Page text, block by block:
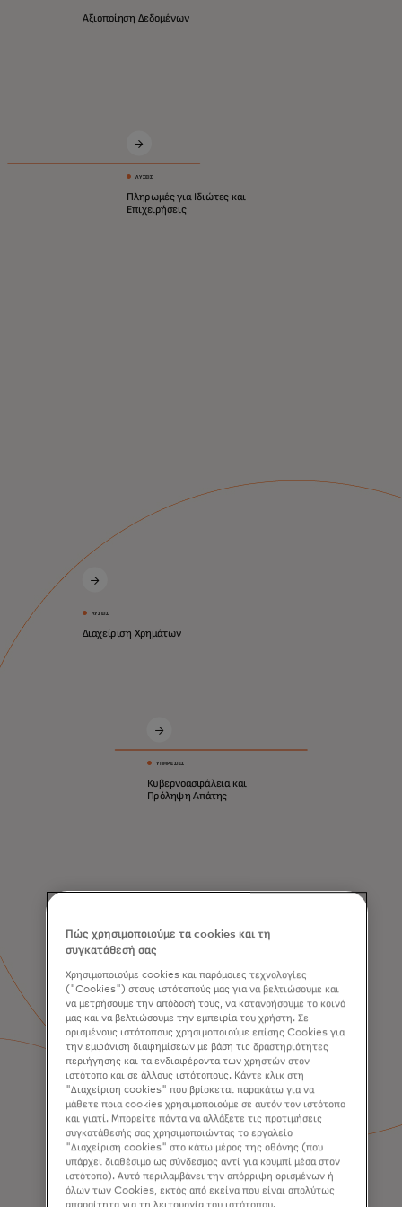
Καινοτόμες λύσεις για μια ασφαλέστερη και
πιο έξυπνη ψηφιακή οικονομία.
Αξιοποίηση Δεδομένων
ΛΎΣΕΙΣ
Πληρωμές για Ιδιώτες και
Επιχειρήσεις
ΛΎΣΕΙΣ
Διαχείριση Χρημάτων
ΥΠΗΡΕΣΊΕΣ
Κυβερνοασφάλεια και
Πρόληψη Απάτης
Πώς χρησιμοποιούμε τα cookies και τη
συγκατάθεσή σας
Χρησιμοποιούμε cookies και παρόμοιες τεχνολογίες
("Cookies") στους ιστότοπούς μας για να βελτιώσουμε και
να μετρήσουμε την απόδοσή τους, να κατανοήσουμε το κοινό
μας και να βελτιώσουμε την εμπειρία του χρήστη. Σε
ορισμένους ιστότοπους χρησιμοποιούμε επίσης Cookies για
την εμφάνιση διαφημίσεων με βάση τις δραστηριότητες
περιήγησης και τα ενδιαφέροντα των χρηστών στον
ιστότοπο και σε άλλους ιστότοπους. Κάντε κλικ στη
"Διαχείριση cookies" που βρίσκεται παρακάτω για να
μάθετε ποια cookies χρησιμοποιούμε σε αυτόν τον ιστότοπο
και γιατί. Μπορείτε πάντα να αλλάξετε τις προτιμήσεις
συγκατάθεσής σας χρησιμοποιώντας το εργαλείο
"Διαχείριση cookies" στο κάτω μέρος της οθόνης (που
υπάρχει διαθέσιμο ως σύνδεσμος αντί για κουμπί μέσα στον
ιστότοπο). Αυτό περιλαμβάνει την απόρριψη ορισμένων ή
όλων των Cookies, εκτός από εκείνα που είναι απολύτως
απαραίτητα για τη λειτουργία του ιστότοπου.